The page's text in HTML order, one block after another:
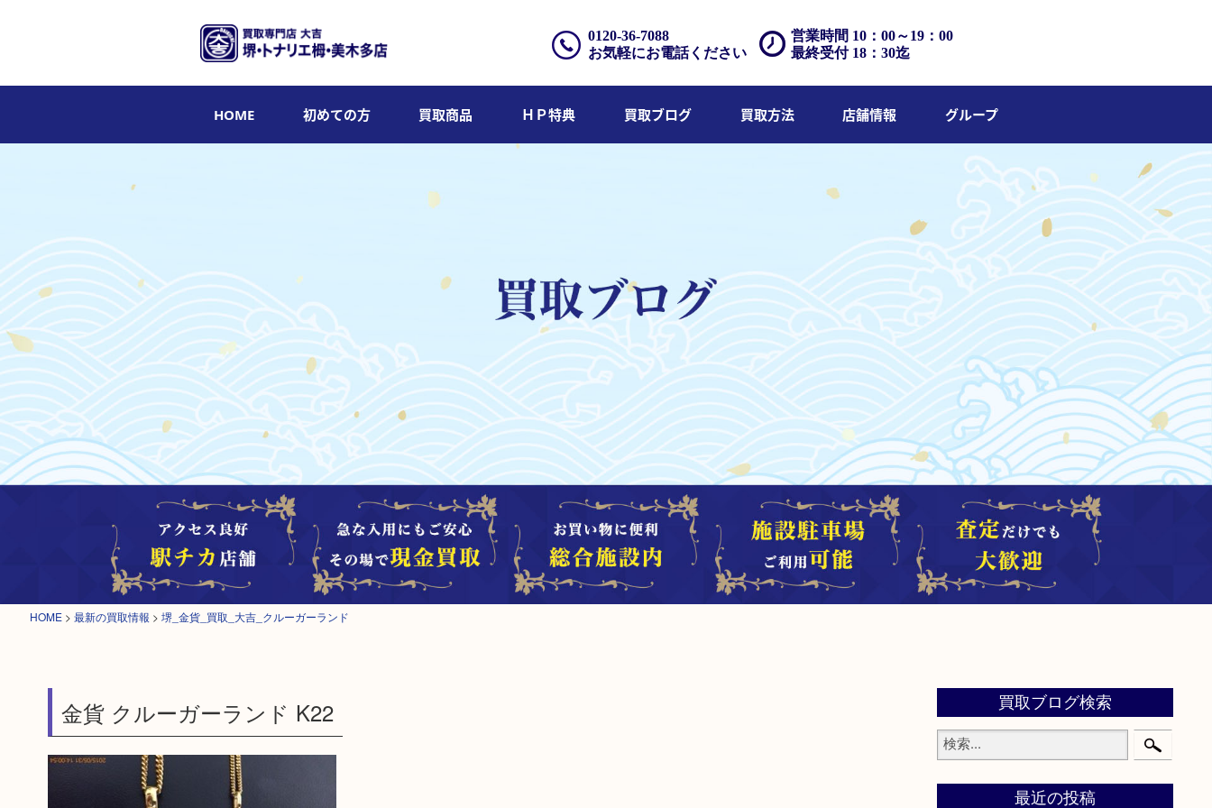
営業時間 10：00～19：00
最終受付 18：30迄
0120-36-7088
お気軽にお電話ください
HOME 初めての方 買取商品 ＨＰ特典 買取ブログ 買取方法 店舗情報 グループ
HOME > 最新の買取情報 > 堺_金貨_買取_大吉_クルーガーランド
金貨 クルーガーランド K22 買取ブログ検索
最近の投稿